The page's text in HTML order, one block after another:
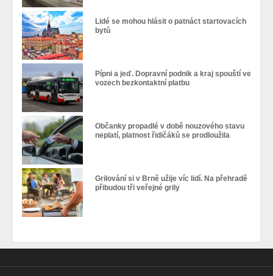
Lidé se mohou hlásit o patnáct startovacích
bytů
Pípni a jeď. Dopravní podnik a kraj spouští ve
vozech bezkontaktní platbu
Občanky propadlé v době nouzového stavu
neplatí, platnost řidičáků se prodloužila
Grilování si v Brně užije víc lidí. Na přehradě
přibudou tři veřejné grily